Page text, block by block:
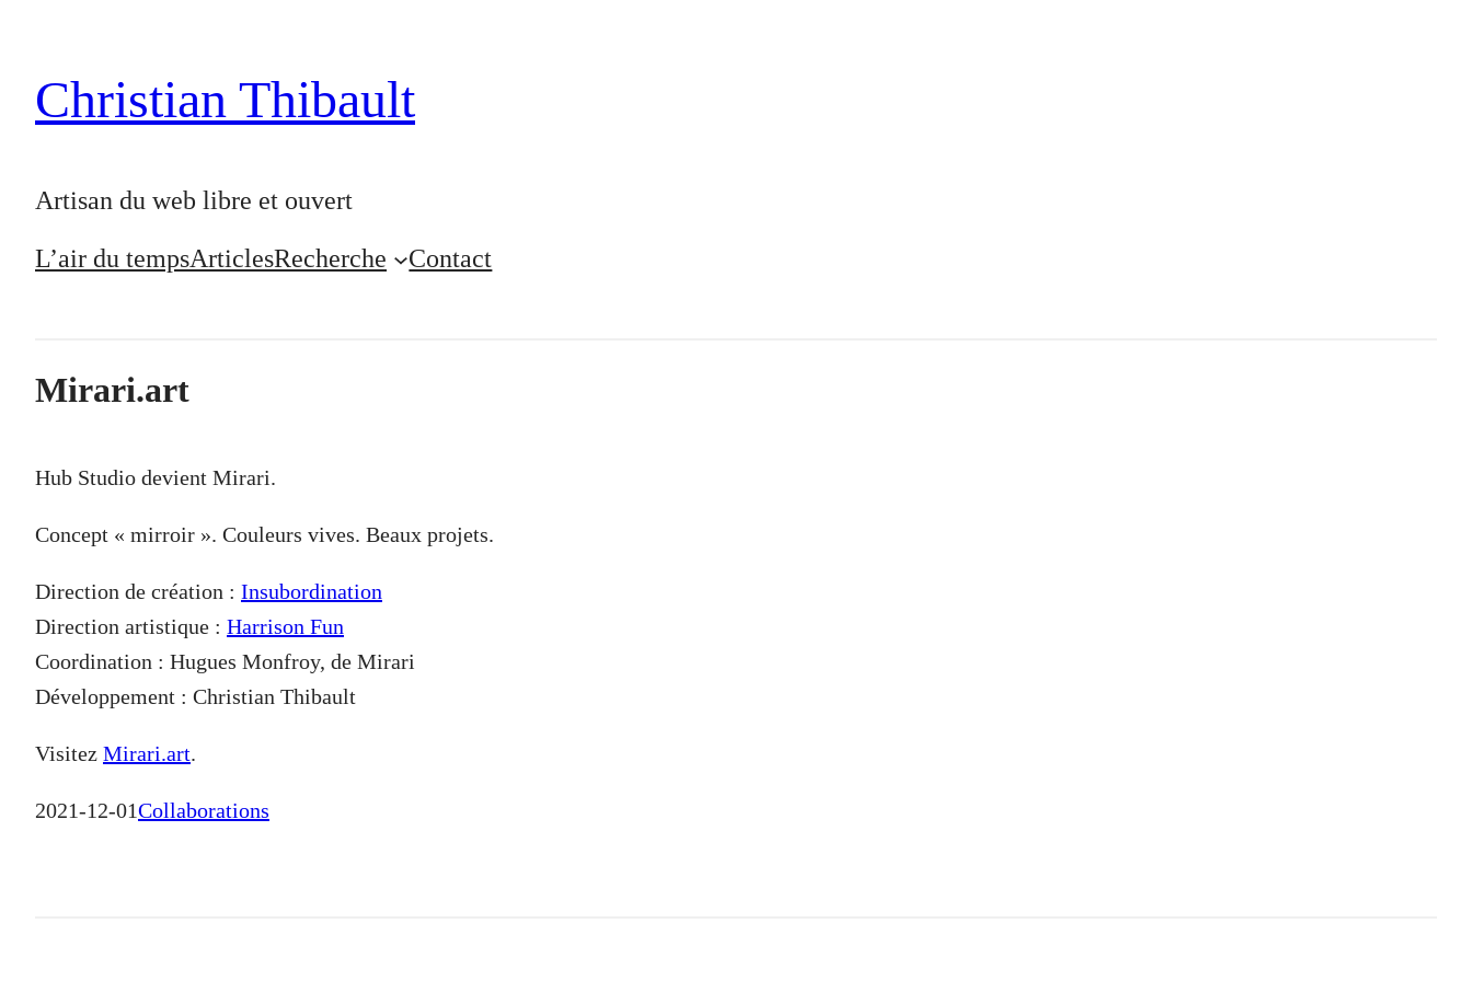
Christian Thibault
Artisan du web libre et ouvert
L’air du tempsArticlesRecherche Contact
Mirari.art
Hub Studio devient Mirari.
Concept « mirroir ». Couleurs vives. Beaux projets.
Direction de création : Insubordination
Direction artistique : Harrison Fun
Coordination : Hugues Monfroy, de Mirari
Développement : Christian Thibault
Visitez Mirari.art.
2021-12-01Collaborations